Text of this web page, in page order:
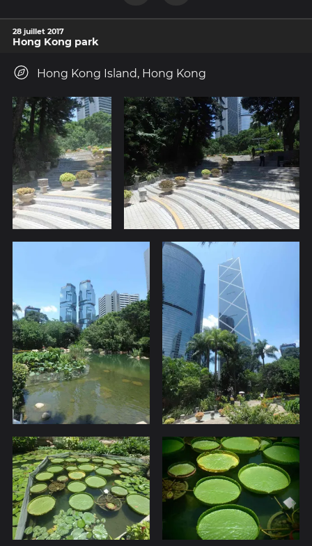
28 juillet 2017
Hong Kong park
Hong Kong Island, Hong Kong